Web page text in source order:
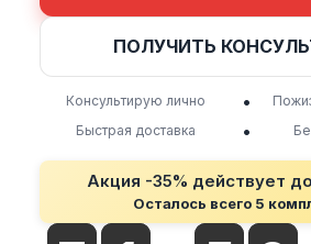
ПОЛУЧИТЬ
Консультирую лично •
Быстрая доставка
•
Акция -35% действует до
Осталось всего 5